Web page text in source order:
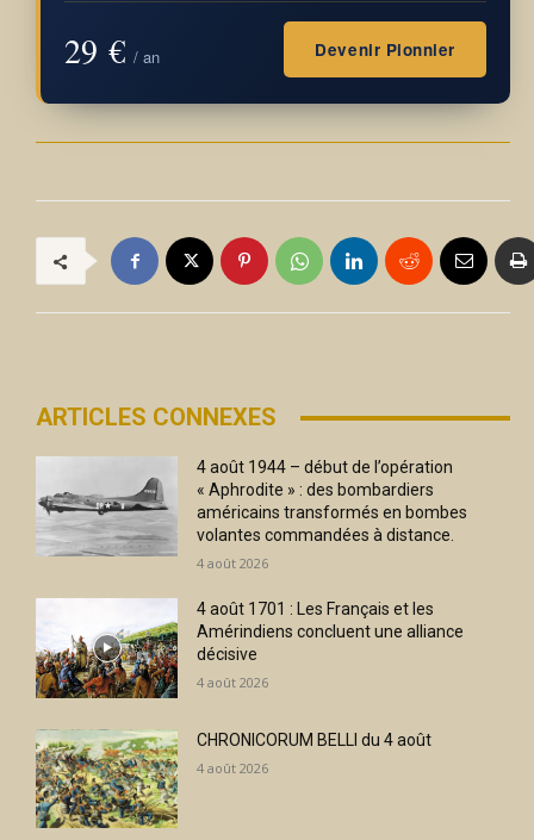
29 € / an Devenir Pionnier
ARTICLES CONNEXES
4 août 1944 – début de l’opération
« Aphrodite » : des bombardiers
américains transformés en bombes
volantes commandées à distance.
4 août 2026
4 août 1701 : Les Français et les
Amérindiens concluent une alliance
décisive
4 août 2026
CHRONICORUM BELLI du 4 août
4 août 2026